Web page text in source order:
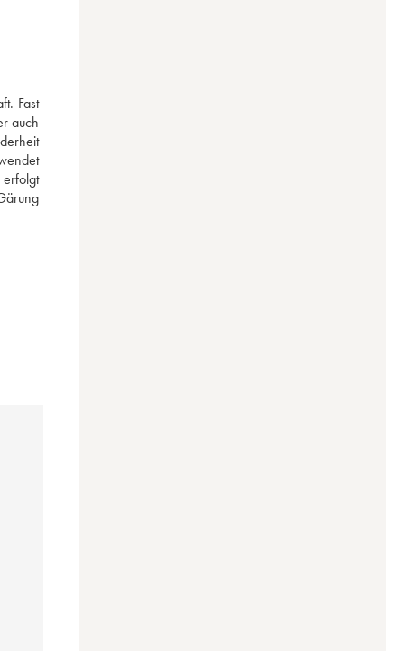
Fast
auch